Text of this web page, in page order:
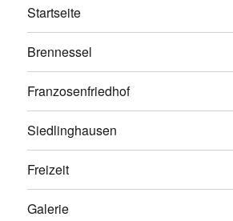
Startseite
Brennessel
Franzosenfriedhof
Siedlinghausen
Freizeit
Galerie